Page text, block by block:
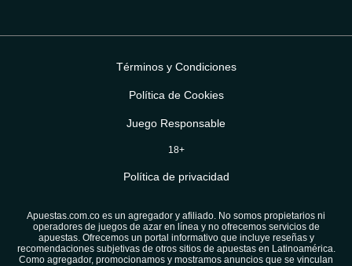
Términos y Condiciones
Política de Cookies
Juego Responsable
18+
Política de privacidad
Apuestas.com.co es un agregador y afiliado. No somos propietarios ni
operadores de juegos de azar en línea y no ofrecemos servicios de
apuestas. Ofrecemos un portal informativo que incluye reseñas y
recomendaciones subjetivas de otros sitios de apuestas en Latinoamérica.
Como agregador, promocionamos y mostramos anuncios que se vinculan